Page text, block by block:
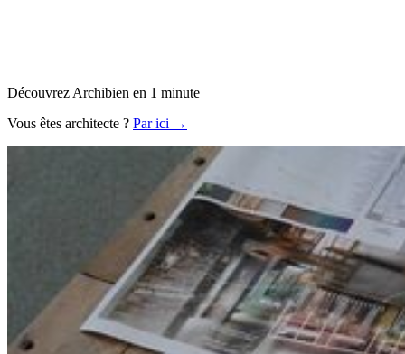
Découvrez Archibien en 1 minute
Vous êtes architecte ? Par ici →